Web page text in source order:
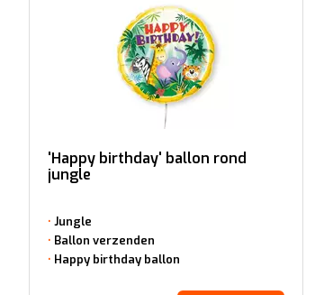
'Happy birthday' ballon rond
jungle
Jungle
Ballon verzenden
Happy birthday ballon